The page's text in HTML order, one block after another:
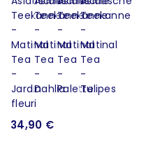
34,90 €